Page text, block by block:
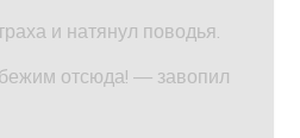
и натянул поводья.
отсюда! — завопил